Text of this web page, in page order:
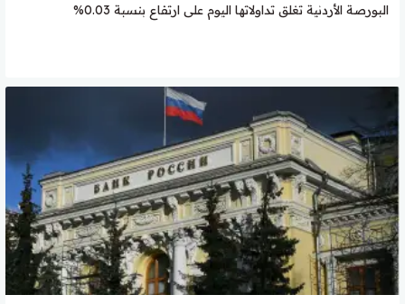
البورصة الأردنية تغلق تداولاتها اليوم على ارتفاع بنسبة 0.03%